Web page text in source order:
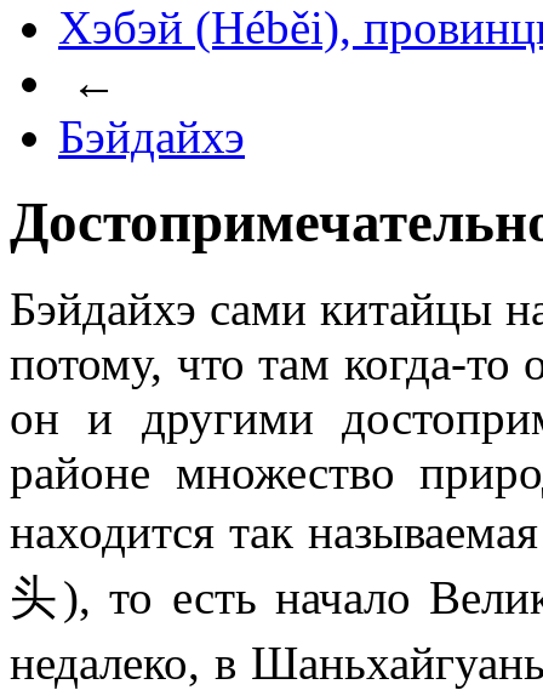
Хэбэй (Héběi),
←
Бэйдайхэ
Бэйдайхэ сами китайцы
потому, что там когда-
он и другими
районе множество
находится так
头), то есть начало
недалеко, в